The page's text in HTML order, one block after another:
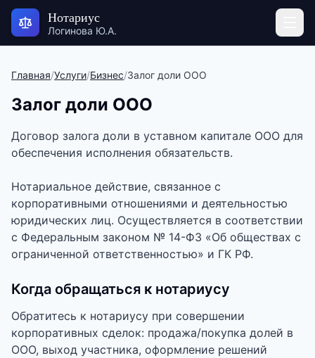
Нотариус
Логинова Ю.А.
Главная/Услуги/Бизнес/Залог доли ООО
Залог доли ООО
Договор залога доли в уставном капитале ООО для
обеспечения исполнения обязательств.
Нотариальное действие, связанное с
корпоративными отношениями и деятельностью
юридических лиц. Осуществляется в соответствии
с Федеральным законом № 14-ФЗ «Об обществах с
ограниченной ответственностью» и ГК РФ.
Когда обращаться к нотариусу
Обратитесь к нотариусу при совершении
корпоративных сделок: продажа/покупка долей в
ООО, выход участника, оформление решений